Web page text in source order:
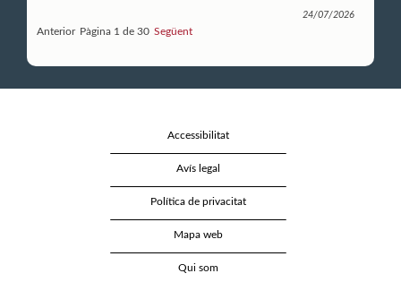
24/07/2026
Anterior Pàgina 1 de 30 Següent
Accessibilitat
Avís legal
Política de privacitat
Mapa web
Qui som